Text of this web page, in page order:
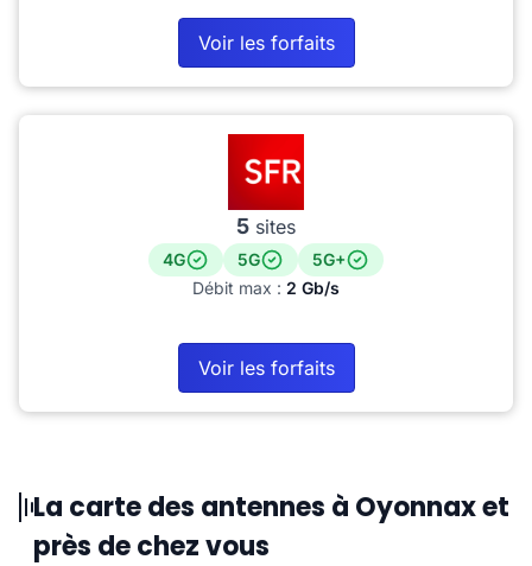
Voir les forfaits
5 sites
4G 5G
5G+
Débit max : 2 Gb/s
Voir les forfaits
La carte des antennes à Oyonnax et
près de chez vous